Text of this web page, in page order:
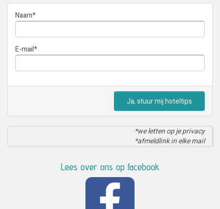
Naam*
E-mail*
Ja, stuur mij hoteltips
*we letten op je privacy
*afmeldlink in elke mail
Lees over ons op facebook